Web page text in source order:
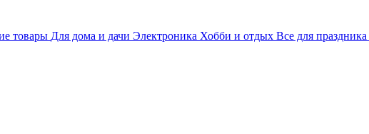
товары Для дома и дачи Электроника Хобби и отдых Все для праздника